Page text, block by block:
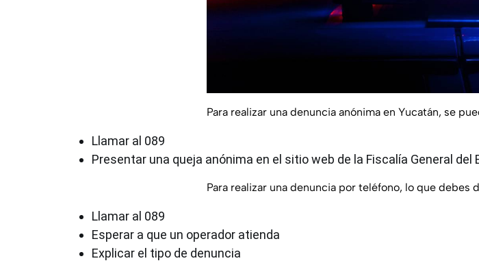
Para realizar una denuncia anónima en Yucatán, se
Llamar al 089
Presentar una queja anónima en el sitio web de la Fiscalía General del
Para realizar una denuncia por teléfono, lo que debes
Llamar al 089
Esperar a que un operador atienda
Explicar el tipo de denuncia